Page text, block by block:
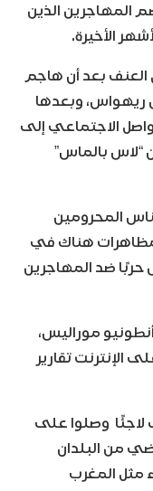
المهاجرين الذين
الأخيرة.
العنف بعد أن هاجم
وبعدها
الاجتماعي إلى
“لاس بالماس”
المحرومين
هناك في
ضد المهاجرين
موراليس،
الإنترنت تقارير
إلى أنّ حوالي 23 ألف لاجئًا وصلوا على
من البلدان
مثل المغرب